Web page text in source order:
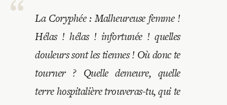
Recherches
Entretiens
Revues
La Coryphée : Malheureuse femme !
Hélas ! hélas ! infortunée ! quelles
douleurs sont les tiennes ! Où donc te
tourner ? Quelle demeure, quelle
terre hospitalière trouveras-tu, qui te